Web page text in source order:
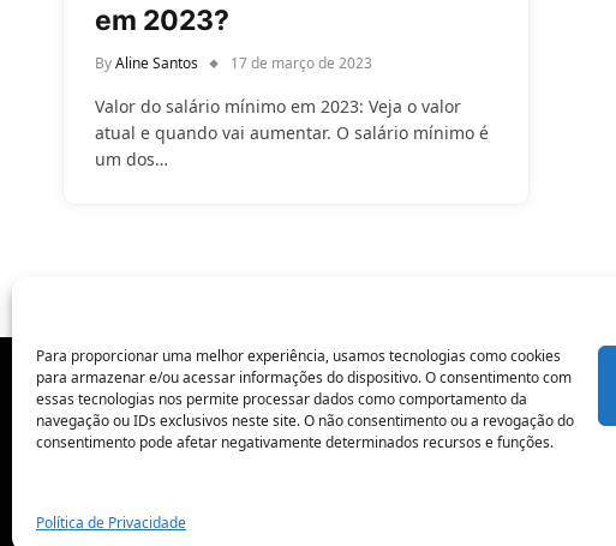
Para proporcionar uma melhor experiência, usamos tecnologias como cookies
para armazenar e/ou acessar informações do dispositivo. O consentimento com
essas tecnologias nos permite processar dados como comportamento da
navegação ou IDs exclusivos neste site. O não consentimento ou a revogação do
consentimento pode afetar negativamente determinados recursos e funções.
Política de Privacidade
em 2023?
ByAline Santos 17 de março de 2023
Valor do salário mínimo em 2023: Veja o valor
atual e quando vai aumentar. O salário mínimo é
um dos…
POLÍTICA DE PRIVACIDADE CONTATO